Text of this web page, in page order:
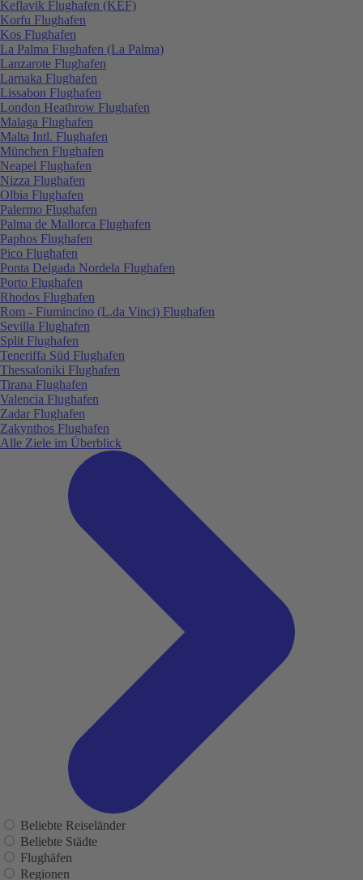
Keflavik Flughafen (KEF)
Korfu Flughafen
Kos Flughafen
La Palma Flughafen (La Palma)
Lanzarote Flughafen
Larnaka Flughafen
Lissabon Flughafen
London Heathrow Flughafen
Malaga Flughafen
Malta Intl. Flughafen
München Flughafen
Neapel Flughafen
Nizza Flughafen
Olbia Flughafen
Palermo Flughafen
Palma de Mallorca Flughafen
Paphos Flughafen
Pico Flughafen
Ponta Delgada Nordela Flughafen
Porto Flughafen
Rhodos Flughafen
Rom - Fiumincino (L.da Vinci) Flughafen
Sevilla Flughafen
Split Flughafen
Teneriffa Süd Flughafen
Thessaloniki Flughafen
Tirana Flughafen
Valencia Flughafen
Zadar Flughafen
Zakynthos Flughafen
Alle Ziele im Überblick
Beliebte Reiseländer
Beliebte Städte
Flughäfen
Regionen